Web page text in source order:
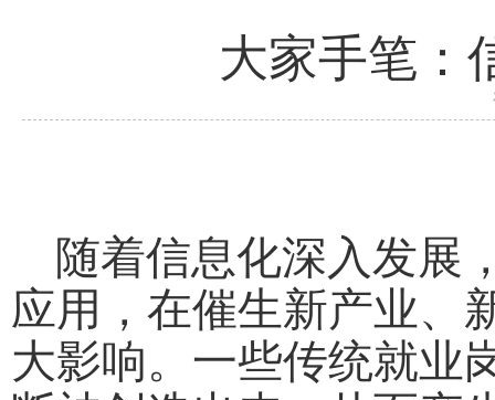
大家手笔：
随着信息化深入发展
应用，在催生新产业、
大影响。一些传统就业